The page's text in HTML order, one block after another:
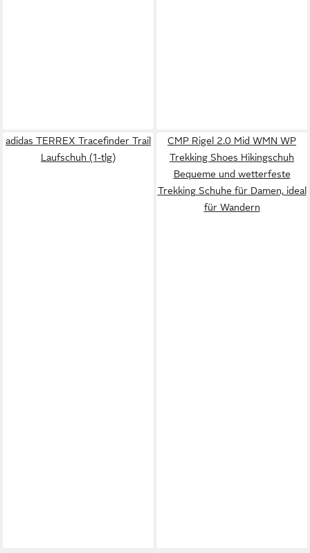
adidas TERREX Tracefinder Trail
Laufschuh (1-tlg)
CMP Rigel 2.0 Mid WMN WP
Trekking Shoes Hikingschuh
Bequeme und wetterfeste
Trekking Schuhe für Damen, ideal
für Wandern